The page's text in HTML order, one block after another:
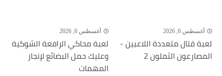
أغسطس 6, 2026
لعبة قتال متعددة اللاعبين -
المصارعون الثملون 2
أغسطس 6, 2026
لعبة محاكي الرافعة الشوكية
وعليك حمل البضائع لإنجاز
المهمات